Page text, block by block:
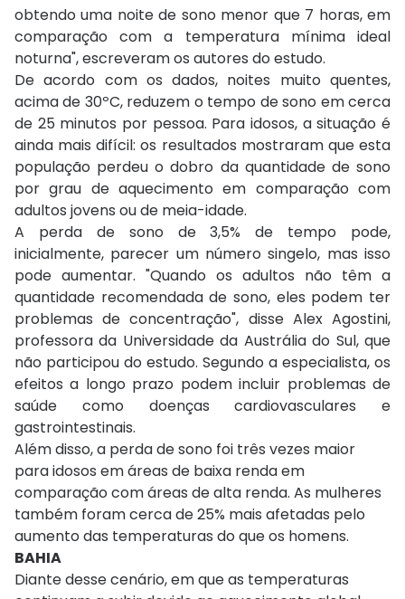
obtendo uma noite de sono menor que 7 horas, em
comparação com a temperatura mínima ideal
noturna", escreveram os autores do estudo.
De acordo com os dados, noites muito quentes,
acima de 30ºC, reduzem o tempo de sono em cerca
de 25 minutos por pessoa. Para idosos, a situação é
ainda mais difícil: os resultados mostraram que esta
população perdeu o dobro da quantidade de sono
por grau de aquecimento em comparação com
adultos jovens ou de meia-idade.
A perda de sono de 3,5% de tempo pode,
inicialmente, parecer um número singelo, mas isso
pode aumentar. "Quando os adultos não têm a
quantidade recomendada de sono, eles podem ter
problemas de concentração", disse Alex Agostini,
professora da Universidade da Austrália do Sul, que
não participou do estudo. Segundo a especialista, os
efeitos a longo prazo podem incluir problemas de
saúde como doenças cardiovasculares e
gastrointestinais.
Além disso, a perda de sono foi três vezes maior
para idosos em áreas de baixa renda em
comparação com áreas de alta renda. As mulheres
também foram cerca de 25% mais afetadas pelo
aumento das temperaturas do que os homens.
BAHIA
Diante desse cenário, em que as temperaturas